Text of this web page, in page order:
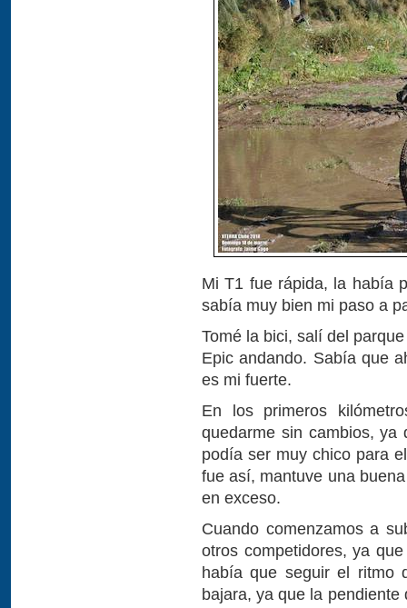
Mi T1 fue rápida, la había
sabía muy bien mi paso a
Tomé la bici, salí del
Epic andando. Sabía que
es mi fuerte.
En los primeros
quedarme sin cambios,
podía ser muy chico para
fue así, mantuve una
en exceso.
Cuando comenzamos a
otros competidores, ya
había que seguir el ritmo
bajara, ya que la